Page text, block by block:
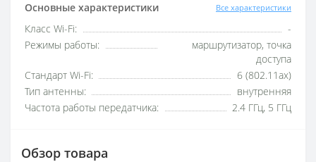
Основные характеристики Все характеристики
Класс Wi-Fi:
-
Режимы работы:
маршрутизатор, точка
доступа
Стандарт Wi-Fi:
6 (802.11ax)
Тип антенны:
внутренняя
Частота работы передатчика:
2.4 ГГц, 5 ГГц
Обзор товара